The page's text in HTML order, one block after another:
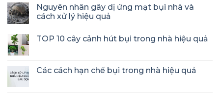
Nguyên nhân gây dị ứng mạt bụi nhà và
cách xử lý hiệu quả
TOP 10 cây cảnh hút bụi trong nhà hiệu quả
Các cách hạn chế bụi trong nhà hiệu quả